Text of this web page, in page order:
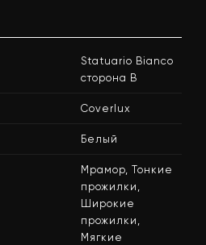
Statuario Bianco
сторона В
Coverlux
Белый
Мрамор, Тонкие
прожилки,
Широкие
прожилки,
Мягкие